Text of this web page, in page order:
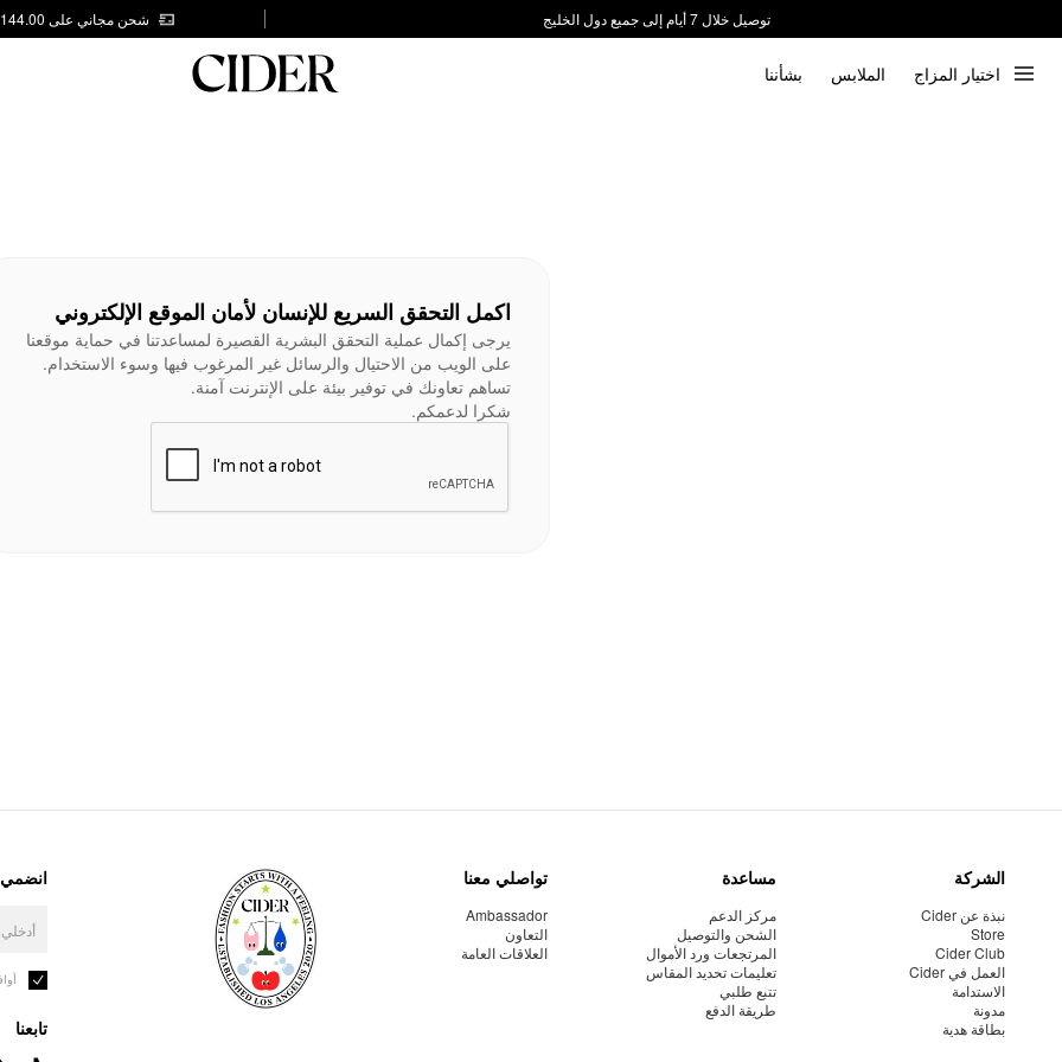
توصيل خلال 7 أيام إلى جميع دول الخليج
شحن مجاني على AED 144.00
اختيار المزاج الملابس بشأننا
اكمل التحقق السريع للإنسان لأمان الموقع الإلكتروني
يرجى إكمال عملية التحقق البشرية القصيرة لمساعدتنا في حماية موقعنا
على الويب من الاحتيال والرسائل غير المرغوب فيها وسوء الاستخدام.
تساهم تعاونك في توفير بيئة على الإنترنت آمنة.
شكرا لدعمكم.
الشركة
نبذة عن Cider
Store
Cider Club
العمل في Cider
الاستدامة
مدونة
بطاقة هدية
مساعدة
مركز الدعم
الشحن والتوصيل
المرتجعات ورد الأموال
تعليمات تحديد المقاس
تتبع طلبي
طريقة الدفع
تواصلي معنا
Ambassador
التعاون
العلاقات العامة
انضمي
تابعنا